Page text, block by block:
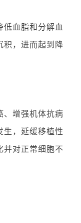
血脂和分解血
积，进而起到降
、增强机体抗病
生，延缓移植性
并对正常细胞不